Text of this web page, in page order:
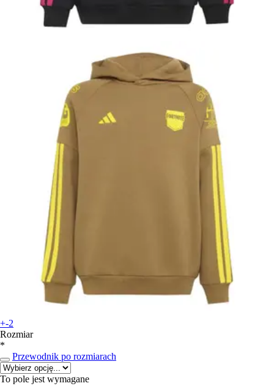
+-2
Rozmiar
*
Przewodnik po rozmiarach
To pole jest wymagane